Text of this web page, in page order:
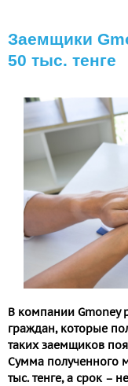
Заемщики
50 тыс. тенге
В компании Gmoney
граждан, которые
таких заемщиков
Сумма полученного
тыс. тенге, а срок –